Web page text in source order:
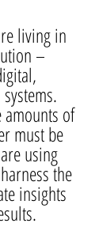
living in
–
amounts of
must be
using
the
insights